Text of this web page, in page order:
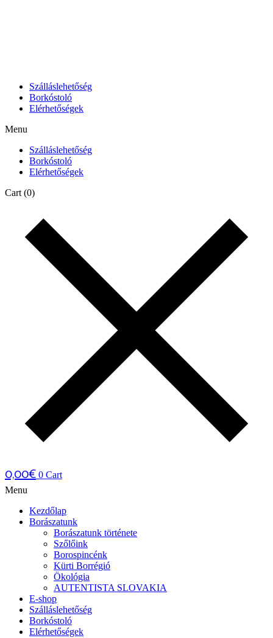
Szálláslehetőség
Borkóstoló
Elérhetőségek
Menu
Szálláslehetőség
Borkóstoló
Elérhetőségek
Cart (0)
0,00€ 0 Cart
Menu
Kezdőlap
Borászatunk
Borászatunk története
Szőlőink
Borospincénk
Kürti Borrégió
Ökológia
AUTENTISTA SLOVAKIA
E-shop
Szálláslehetőség
Borkóstoló
Elérhetőségek